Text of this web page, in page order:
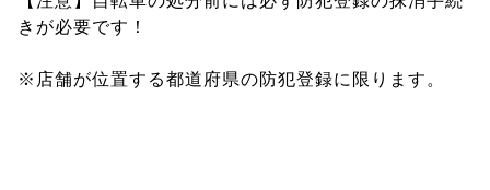
きが必要です！
※店舗が位置する都道府県の防犯登録に限ります。